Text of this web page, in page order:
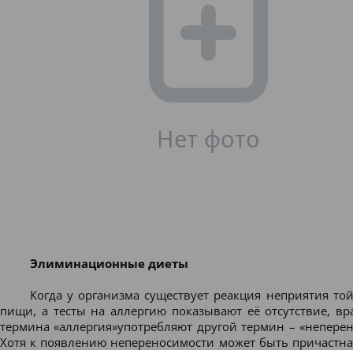
Элиминационные диеты
Когда у организма существует реакция неприятия
пищи, а тесты на аллергию показывают её отсутствие,
термина «аллергия»употребляют другой термин – «непере
Хотя к появлению непереносимости может быть